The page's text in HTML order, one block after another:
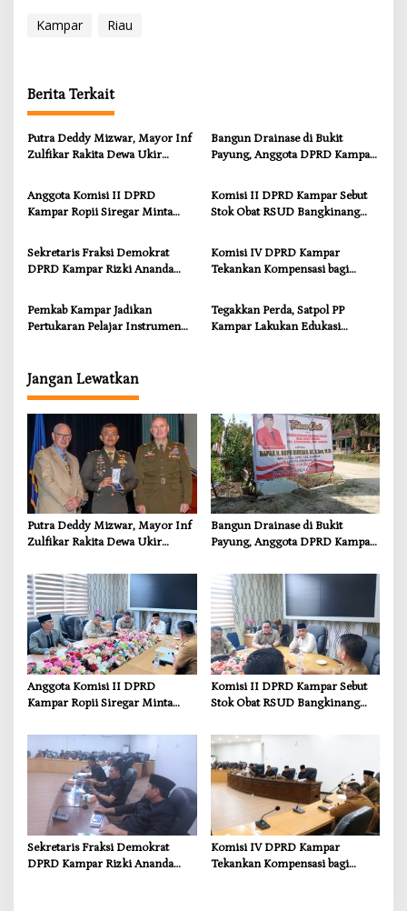
Kampar Riau
Berita Terkait
Putra Deddy Mizwar, Mayor Inf
Zulfikar Rakita Dewa Ukir
Bangun Drainase di Bukit
Payung, Anggota DPRD Kampar
Infrastruktur yang Menyentuh
Kebutuhan Dasar
Anggota Komisi II DPRD
Kampar Ropii Siregar Minta
Ancaman Kekosongan Obat
demi Wujudkan Kampar Dihati
Komisi II DPRD Kampar Sebut
Stok Obat RSUD Bangkinang
Sekretaris Fraksi Demokrat
DPRD Kampar Rizki Ananda
dan Kompensasi untuk Warga
Sungai Tapung
Komisi IV DPRD Kampar
Tekankan Kompensasi bagi
Pemkab Kampar Jadikan
Pertukaran Pelajar Instrumen
Tegakkan Perda, Satpol PP
Kampar Lakukan Edukasi
Jangan Lewatkan
Putra Deddy Mizwar, Mayor Inf
Zulfikar Rakita Dewa Ukir
Serikat
Bangun Drainase di Bukit
Payung, Anggota DPRD Kampar
Infrastruktur yang Menyentuh
Kebutuhan Dasar
Anggota Komisi II DPRD
Kampar Ropii Siregar Minta
Ancaman Kekosongan Obat
demi Wujudkan Kampar Dihati
Komisi II DPRD Kampar Sebut
Stok Obat RSUD Bangkinang
Sekretaris Fraksi Demokrat
DPRD Kampar Rizki Ananda
Komisi IV DPRD Kampar
Tekankan Kompensasi bagi